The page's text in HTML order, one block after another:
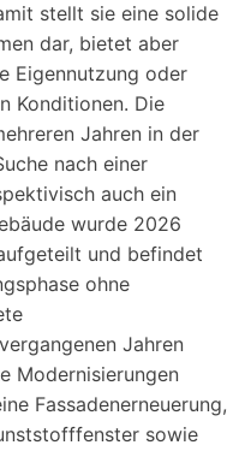
stellt sie eine solide
dar, bietet aber
Eigennutzung oder
Konditionen. Die
Jahren in der
nach einer
auch ein
wurde 2026
und befindet
ohne
Jahren
Modernisierungen
Fassadenerneuerung,
sowie